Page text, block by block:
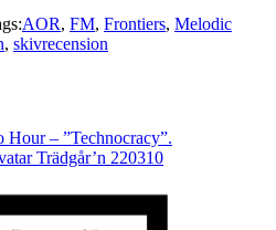
AOR, FM, Frontiers, Melodic
, skivrecension
– ”Technocracy”.
Trädgår’n 220310